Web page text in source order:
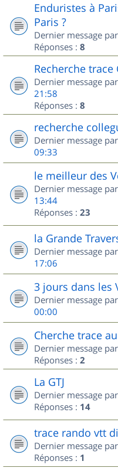
Enduristes à
Paris ?
Dernier message par
Réponses : 8
Recherche trace
Dernier message par
21:58
Réponses : 8
recherche
Dernier message par
09:33
le meilleur des
Dernier message par
13:44
Réponses : 23
la Grande
Dernier message par
17:06
3 jours dans les
Dernier message par
00:00
Cherche trace
Dernier message par
Réponses : 2
La GTJ
Dernier message par
Réponses : 14
trace rando vtt
Dernier message par
Réponses : 1